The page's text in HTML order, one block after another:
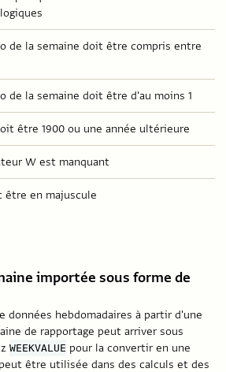
de la semaine doit être compris entre
de la semaine doit être d'au moins 1
être 1900 ou une année ultérieure
W est manquant
être en majuscule
importée sous forme de
données hebdomadaires à partir d'une
de rapportage peut arriver sous
WEEKVALUE pour la convertir en une
être utilisée dans des calculs et des